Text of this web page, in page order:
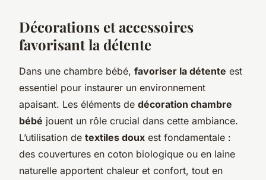
Décorations et accessoires
favorisant la détente
Dans une chambre bébé, favoriser la détente est
essentiel pour instaurer un environnement
apaisant. Les éléments de décoration chambre
bébé jouent un rôle crucial dans cette ambiance.
L’utilisation de textiles doux est fondamentale :
des couvertures en coton biologique ou en laine
naturelle apportent chaleur et confort, tout en